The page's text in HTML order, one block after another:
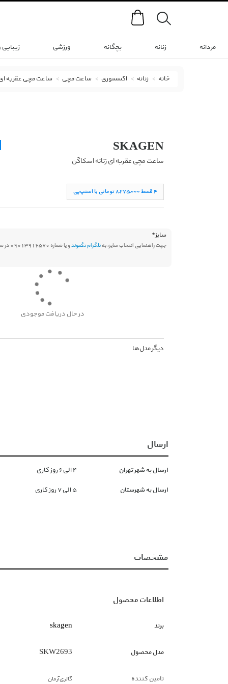
Search
مردانه زنانه بچگانه ورزشی
خانه زنانه اکسسوری ساعت مچی ساعت مچی عقربه
SKAGEN
ساعت مچی عقربه ای زنانه اسکاگن
۴ قسط ۸,۲۷۵,۰۰۰ تومانی با اسنپ‌پی
سایز*
جهت راهنمایی انتخاب سایز، بهتلگرام تگموندو یا شماره 09013916570 در سامانه بله پیام دهید.
در حال دریافت موجودی
دیگر مدل‌ها
ارسال
ارسال به شهر تهران ۴ الی ۶ روز کاری
ارسال به شهرستان ۵ الی ۷ روز کاری
مشخصات
اطلاعات محصول
برند skagen
مدل محصول SKW2693
تامین کننده گالری‌آرمان